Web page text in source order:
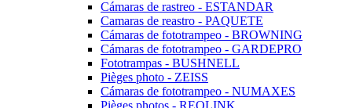
Cámaras de rastreo - ESTANDAR
Camaras de reastro - PAQUETE
Cámaras de fototrampeo - BROWNING
Cámaras de fototrampeo - GARDEPRO
Fototrampas - BUSHNELL
Pièges photo - ZEISS
Cámaras de fototrampeo - NUMAXES
Pièges photos - REOLINK